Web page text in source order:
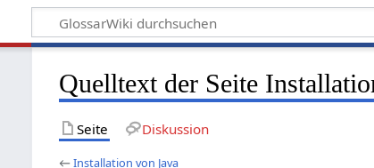
Quelltext der Seite
Seite Diskussion
←Installation von Java